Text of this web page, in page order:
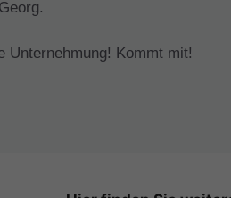
Unternehmung! Kommt mit!